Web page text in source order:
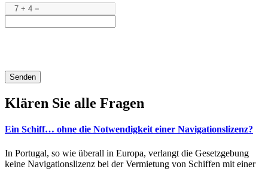
Senden
Klären Sie alle Fragen
Ein Schiff… ohne die Notwendigkeit einer Navigationslizenz?
In Portugal, so wie überall in Europa, verlangt die Gesetzgebung
keine Navigationslizenz bei der Vermietung von Schiffen mit einer